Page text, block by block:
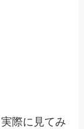
際に見てみ